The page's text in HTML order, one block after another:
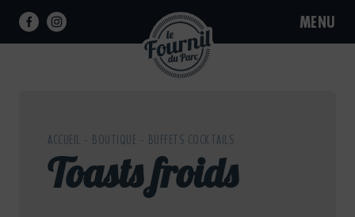
content
MENU
ACCUEIL - BOUTIQUE - BUFFETS COCKTAILS
Toasts froids